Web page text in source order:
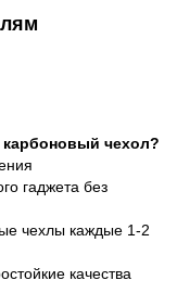
чехол?
гаджета без
чехлы каждые 1-2
качества